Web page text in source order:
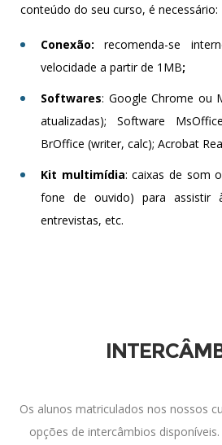
conteúdo do seu curso, é necessário:
Conexão:recomenda-se
velocidade a partir de 1MB;
Softwares: Google Chrome ou
atualizadas); Software
BrOffice (writer, calc); Acrobat
Kit multimídia: caixas de som
fone de ouvido) para assistir
entrevistas, etc.
Os alunos matriculados nos nossos
opções de intercâmbios